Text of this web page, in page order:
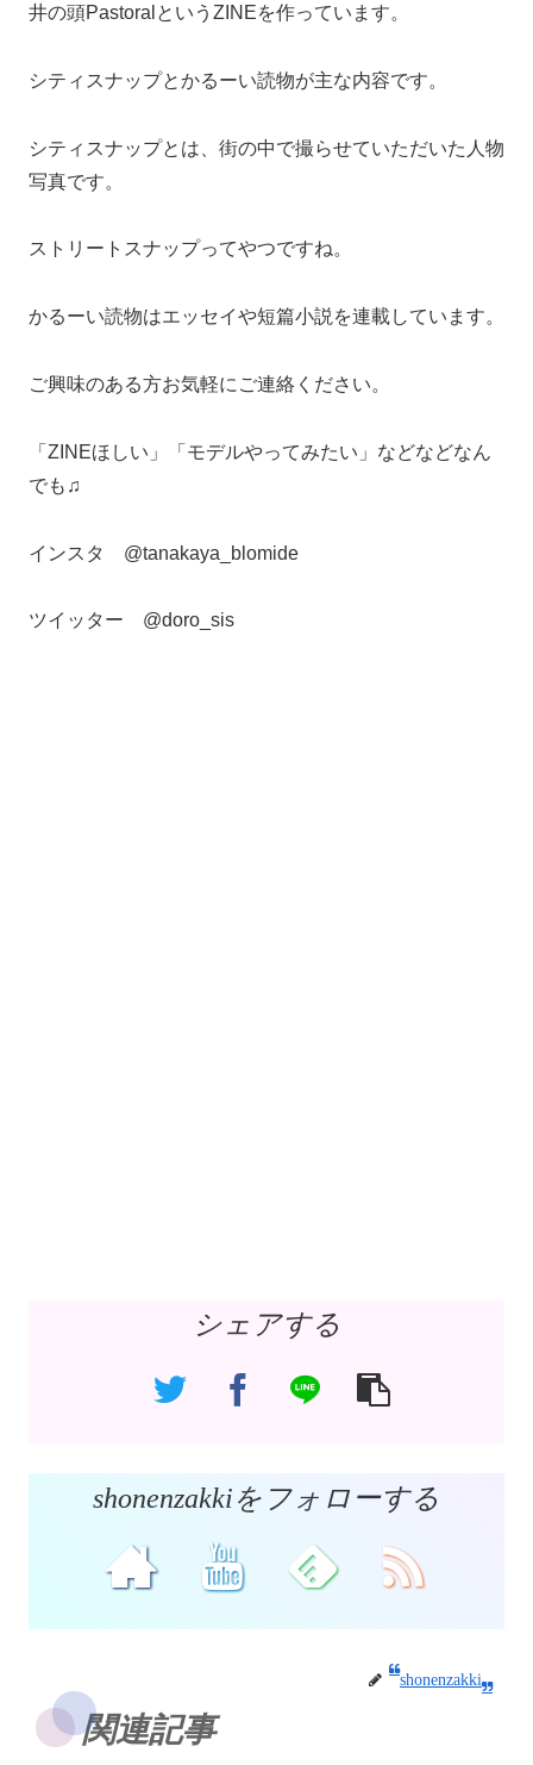
井の頭PastoralというZINEを作っています。
シティスナップとかるーい読物が主な内容です。
シティスナップとは、街の中で撮らせていただいた人物
写真です。
ストリートスナップってやつですね。
かるーい読物はエッセイや短篇小説を連載しています。
ご興味のある方お気軽にご連絡ください。
「ZINEほしい」「モデルやってみたい」などなどなん
でも♫
インスタ @tanakaya_blomide
ツイッター @doro_sis
シェアする
shonenzakkiをフォローする
shonenzakki
関連記事